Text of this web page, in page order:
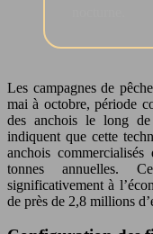
Les campagnes de
mai à octobre, période
des anchois le long
indiquent que cette
anchois
tonnes annuelles.
significativement à
de près de 2,8 millions